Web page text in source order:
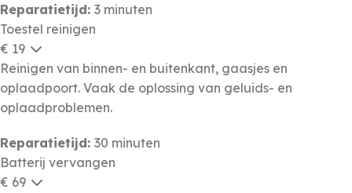
Reparatietijd: 3 minuten
Toestel reinigen
€ 19
Reinigen van binnen- en buitenkant, gaasjes en
oplaadpoort. Vaak de oplossing van geluids- en
oplaadproblemen.
Reparatietijd: 30 minuten
Batterij vervangen
€ 69